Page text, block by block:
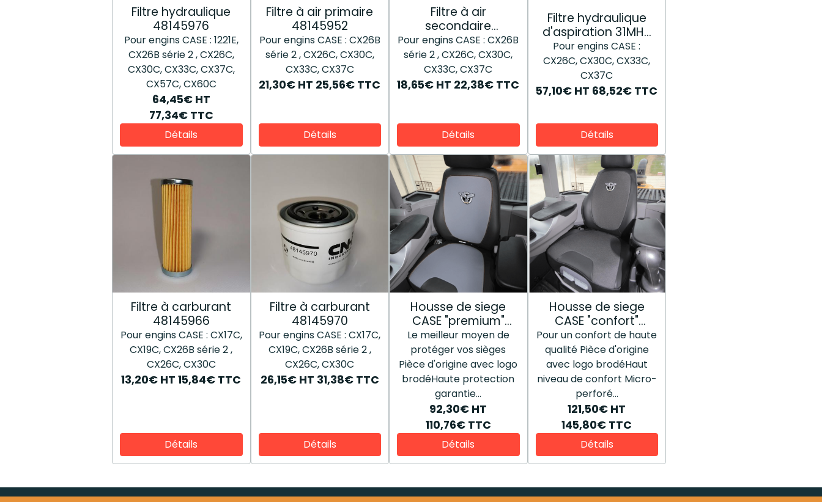
Filtre hydraulique
48145976
Pour engins CASE : 1221E,
CX26B série 2 , CX26C,
CX30C, CX33C, CX37C,
CX57C, CX60C
64,45€ HT
77,34€ TTC
Détails
Filtre à air primaire
48145952
Pour engins CASE : CX26B
série 2 , CX26C, CX30C,
CX33C, CX37C
21,30€ HT 25,56€ TTC
Détails
Filtre à air
secondaire
48145950
Pour engins CASE : CX26B
série 2 , CX26C, CX30C,
CX33C, CX37C
18,65€ HT 22,38€ TTC
Détails
Filtre hydraulique
d'aspiration 31MH-
01210
Pour engins CASE :
CX26C, CX30C, CX33C,
CX37C
57,10€ HT 68,52€ TTC
Détails
Filtre à carburant
48145966
Pour engins CASE : CX17C,
CX19C, CX26B série 2 ,
CX26C, CX30C
13,20€ HT 15,84€ TTC
Détails
Filtre à carburant
48145970
Pour engins CASE : CX17C,
CX19C, CX26B série 2 ,
CX26C, CX30C
26,15€ HT 31,38€ TTC
Détails
Housse de siege
CASE "premium"
48196807
Le meilleur moyen de
protéger vos sièges
Pièce d'origine avec logo
brodéHaute protection
garantie...
92,30€ HT
110,76€ TTC
Détails
Housse de siege
CASE "confort"
48196825
Pour un confort de haute
qualité Pièce d'origine
avec logo brodéHaut
niveau de confort Micro-
perforé...
121,50€ HT
145,80€ TTC
Détails